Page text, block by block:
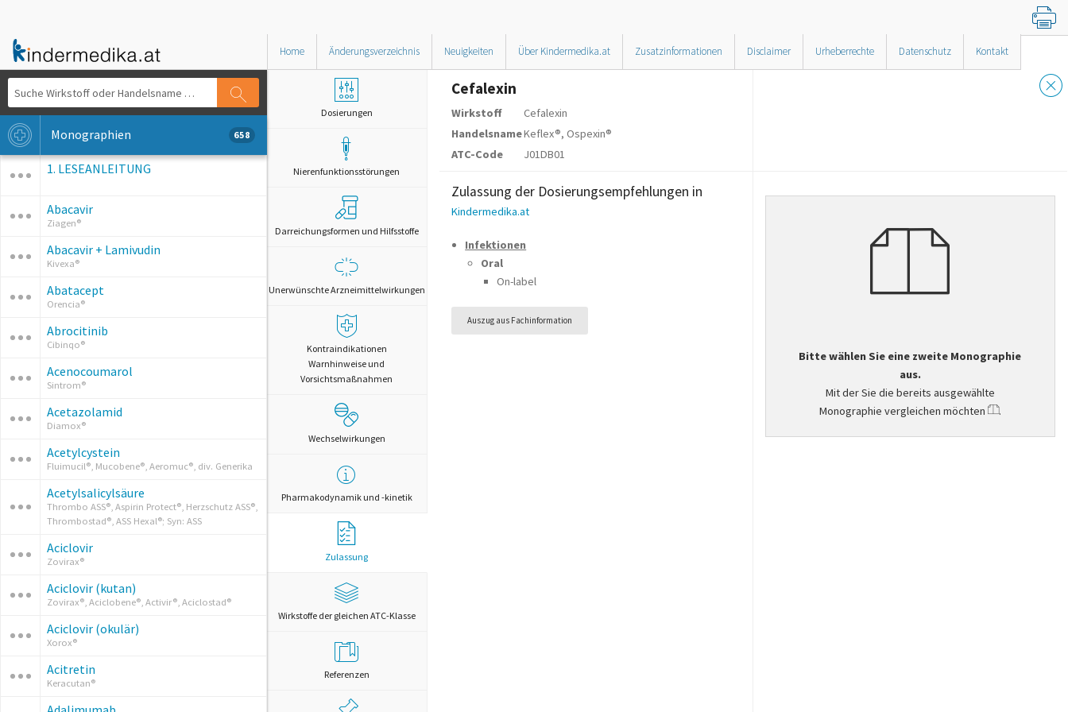
Home Änderungsverzeichnis Neuigkeiten Über Kindermedika.at Zusatzinformationen Disclaimer Urheberrechte Datenschutz Kontakt
Monographien 658
1. LESEANLEITUNG
Abacavir
Ziagen®
Abacavir + Lamivudin
Kivexa®
Abatacept
Orencia®
Abrocitinib
Cibinqo®
Acenocoumarol
Sintrom®
Acetazolamid
Diamox®
Acetylcystein
Fluimucil®, Mucobene®, Aeromuc®, div. Generika
Acetylsalicylsäure
Thrombo ASS®, Aspirin Protect®, Herzschutz ASS®,
Thrombostad®, ASS Hexal®; Syn: ASS
Aciclovir
Zovirax®
Aciclovir (kutan)
Zovirax®, Aciclobene®, Activir®, Aciclostad®
Aciclovir (okulär)
Xorox®
Acitretin
Keracutan®
Dosierungen
Nierenfunktionsstörungen
Darreichungsformen und Hilfsstoffe
Unerwünschte Arzneimittelwirkungen
Kontraindikationen
Warnhinweise und
Vorsichtsmaßnahmen
Wechselwirkungen
Pharmakodynamik und -kinetik
Zulassung
Wirkstoffe der gleichen ATC-Klasse
Referenzen
Cefalexin
Wirkstoff
Cefalexin
HandelsnameKeflex®, Ospexin®
ATC-Code
J01DB01
Zulassung der Dosierungsempfehlungen in
Kindermedika.at
Infektionen
Oral
On-label
Auszug aus Fachinformation
Bitte wählen Sie eine zweite Monographie
aus.
Mit der Sie die bereits ausgewählte
Monographie vergleichen möchten
.